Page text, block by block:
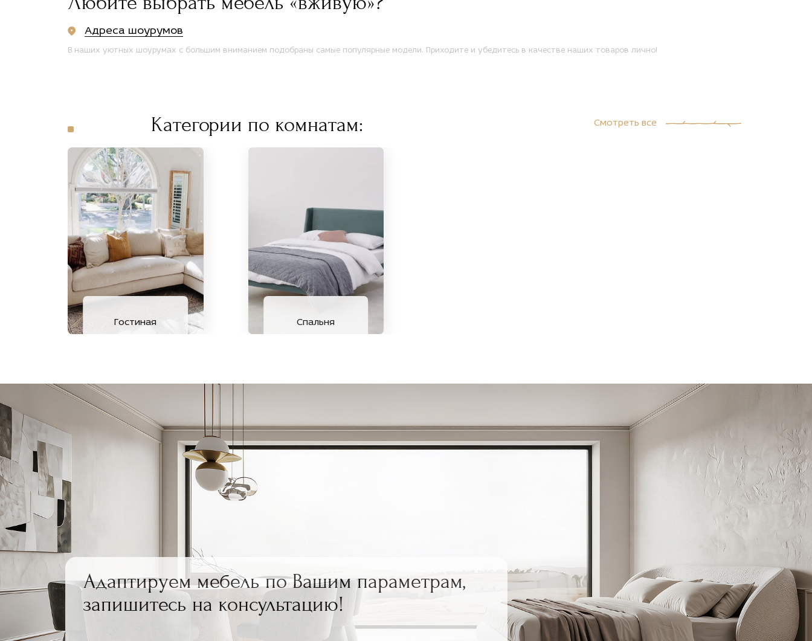
Адреса шоурумов
В наших уютных шоурумах с большим вниманием подобраны самые популярные модели. Приходите и убедитесь в качестве наших товаров лично!
Категории по комнатам: Смотреть все
Гостиная Спальня
Адаптируем мебель по Вашим параметрам,
запишитесь на консультацию!